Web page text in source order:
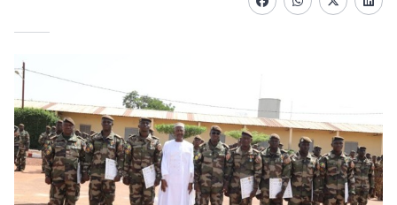
FacebookwhatsappTwitter